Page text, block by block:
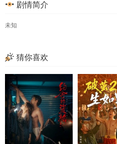
剧情简介
未知
猜你喜欢